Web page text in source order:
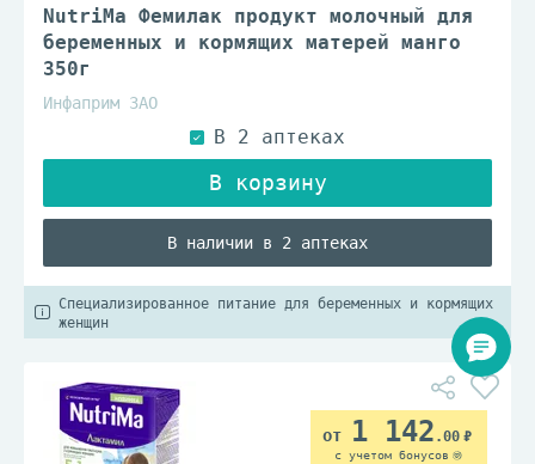
NutriMa Фемилак продукт молочный для
беременных и кормящих матерей манго
350г
Инфаприм ЗАО
В наличии в 2 аптеках
Специализированное питание для беременных и кормящих
женщин
1 142 .00
с учетом бонусов